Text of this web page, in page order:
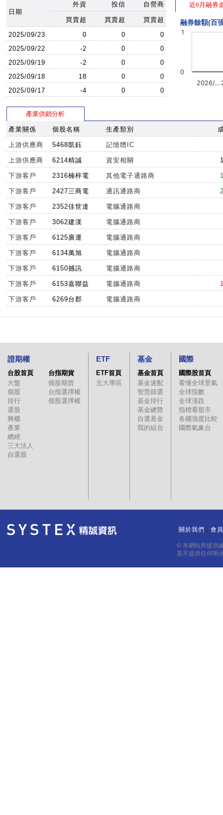
日期
外資 投信 自營商
買賣超 買賣超
買賣超
2025/09/23
0 0
0
2025/09/22
-2 0
0
2025/09/19
-2 0
0
2025/09/18
18 0
0
2025/09/17
-4 0 0
近6月融券
融券餘額(百
2026/…
0
1
產業供銷分析
產業關係 個股名稱 生產類別
上游供應商 5468凱鈺 記憶體IC
上游供應商 6214精誠 資安相關
下游客戶 2316楠梓電 其他電子通路商
下游客戶 2427三商電 通訊通路商
下游客戶 2352佳世達 電腦通路商
下游客戶 3062建漢 電腦通路商
下游客戶 6125廣運 電腦通路商
下游客戶 6134萬旭 電腦通路商
下游客戶 6150撼訊 電腦通路商
下游客戶 6153嘉聯益 電腦通路商
下游客戶 6269台郡 電腦通路商
證期權
台股首頁
大盤
個股
排行
選股
興櫃
產業
總經
三大法人
自選股
台指期貨
個股期貨
台指選擇權
個股選擇權
ETF
ETF首頁
元大專區
基金
基金首頁
基金速配
智慧篩選
基金排行
基金總覽
自選基金
我的組合
國際
國際股首頁
看懂全球景氣
全球指數
全球漲跌
指標看股市
各國強度比較
國際氣象台
關於我們 會
© 本網站所提供
並不提供任何明